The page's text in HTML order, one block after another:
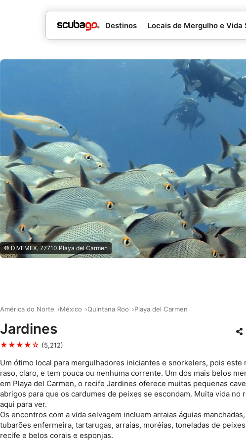
Destinos Locais de Mergulho e Vida
© DIVEMEX, 77710 Playa del Carmen
América do Norte México Quintana Roo Playa del Carmen
Jardines
★★★★☆ (5,212)
Um ótimo local para mergulhadores iniciantes e snorkelers, pois este
raso, claro, e tem pouca ou nenhuma corrente. Um dos mais belos
em Playa del Carmen, o recife Jardines oferece muitas pequenas
abrigos para que os cardumes de peixes se escondam. Muita vida no
aqui para ver.
Os encontros com a vida selvagem incluem arraias águias manchadas,
tubarões enfermeira, tartarugas, arraias, moréias, toneladas de
recife e belos corais e esponjas.